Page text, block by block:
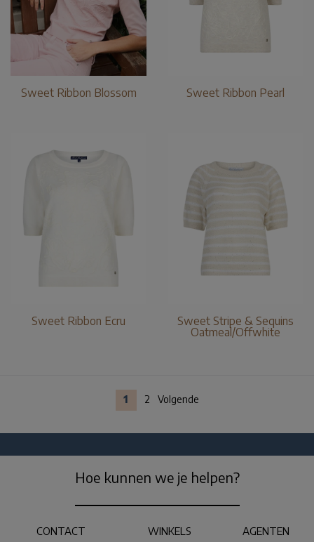
Sweet Ribbon Blossom Sweet Ribbon Pearl
Sweet Ribbon Ecru
Sweet Stripe & Sequins
Oatmeal/Offwhite
1 2 Volgende
Hoe kunnen we je helpen?
CONTACT WINKELS AGENTEN